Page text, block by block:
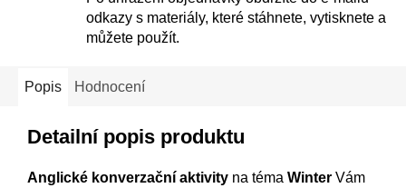
odkazy s materiály, které stáhnete, vytisknete a
můžete použít.
Popis Hodnocení
Detailní popis produktu
Anglické konverzační aktivity na téma Winter Vám